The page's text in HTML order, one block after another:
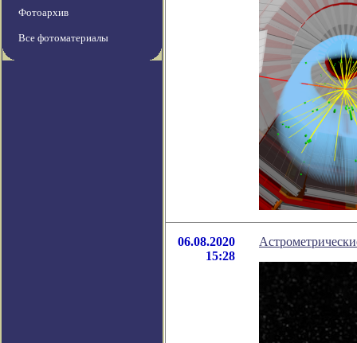
Фотоархив
Все фотоматериалы
06.08.2020
15:28